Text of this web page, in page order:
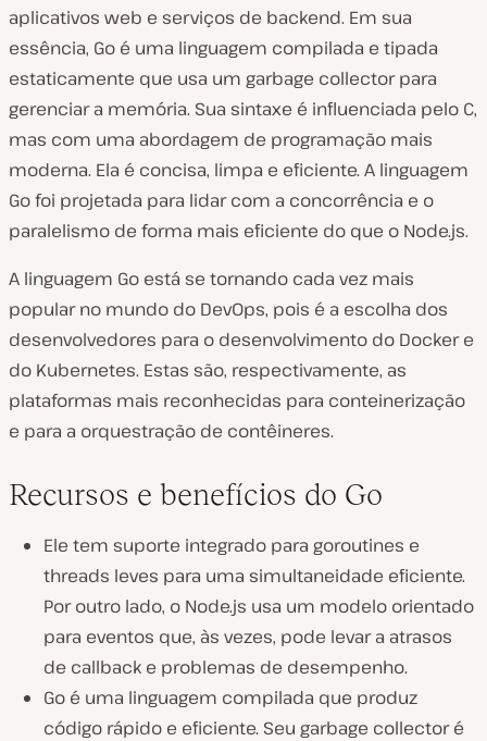
aplicativos web e serviços de backend. Em sua
essência, Go é uma linguagem compilada e tipada
estaticamente que usa um garbage collector para
gerenciar a memória. Sua sintaxe é influenciada pelo C,
mas com uma abordagem de programação mais
moderna. Ela é concisa, limpa e eficiente. A linguagem
Go foi projetada para lidar com a concorrência e o
paralelismo de forma mais eficiente do que o Node.js.
A linguagem Go está se tornando cada vez mais
popular no mundo do DevOps, pois é a escolha dos
desenvolvedores para o desenvolvimento do Docker e
do Kubernetes. Estas são, respectivamente, as
plataformas mais reconhecidas para conteinerização
e para a orquestração de contêineres.
Recursos e benefícios do Go
Ele tem suporte integrado para goroutines e
threads leves para uma simultaneidade eficiente.
Por outro lado, o Node.js usa um modelo orientado
para eventos que, às vezes, pode levar a atrasos
de callback e problemas de desempenho.
Go é uma linguagem compilada que produz
código rápido e eficiente. Seu garbage collector é